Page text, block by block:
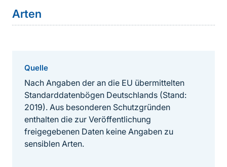
Arten
Quelle
Nach Angaben der an die EU übermittelten
Standarddatenbögen Deutschlands (Stand:
2019). Aus besonderen Schutzgründen
enthalten die zur Veröffentlichung
freigegebenen Daten keine Angaben zu
sensiblen Arten.